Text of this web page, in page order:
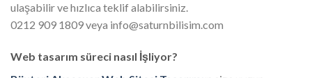
ulaşabilir ve hızlıca teklif alabilirsiniz.
0212 909 1809 veya info@saturnbilisim.com
Web tasarım süreci nasıl İşliyor?